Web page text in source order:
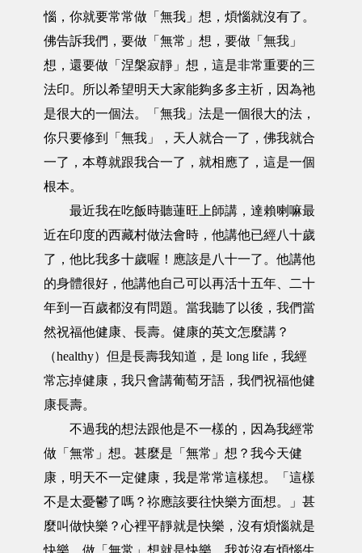
惱，你就要常常做「無我」想，煩惱就沒有了。
佛告訴我們，要做「無常」想，要做「無我」
想，還要做「涅槃寂靜」想，這是非常重要的三
法印。所以希望明天大家能夠多多主祈，因為祂
是很大的一個法。「無我」法是一個很大的法，
你只要修到「無我」，天人就合一了，佛我就合
一了，本尊就跟我合一了，就相應了，這是一個
根本。
最近我在吃飯時聽蓮旺上師講，達賴喇嘛最
近在印度的西藏村做法會時，他講他已經八十歲
了，他比我多十歲喔！應該是八十一了。他講他
的身體很好，他講他自己可以再活十五年、二十
年到一百歲都沒有問題。當我聽了以後，我們當
然祝福他健康、長壽。健康的英文怎麼講？
（healthy）但是長壽我知道，是 long life，我經
常忘掉健康，我只會講葡萄牙語，我們祝福他健
康長壽。
不過我的想法跟他是不一樣的，因為我經常
做「無常」想。甚麼是「無常」想？我今天健
康，明天不一定健康，我是常常這樣想。「這樣
不是太憂鬱了嗎？祢應該要往快樂方面想。」甚
麼叫做快樂？心裡平靜就是快樂，沒有煩惱就是
快樂，做「無常」想就是快樂。我並沒有煩惱生